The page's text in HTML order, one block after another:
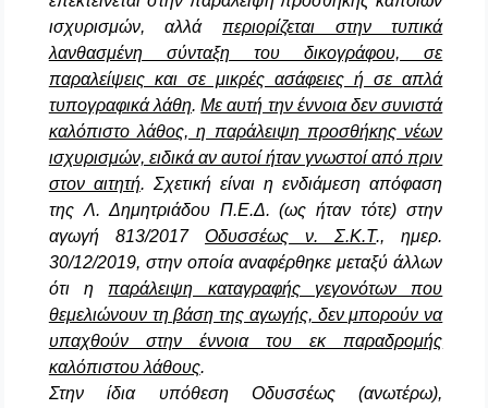
ισχυρισμών, αλλά περιορίζεται στην τυπικά
λανθασμένη σύνταξη του δικογράφου, σε
παραλείψεις και σε μικρές ασάφειες ή σε απλά
τυπογραφικά λάθη.Με αυτή την έννοια δεν συνιστά
καλόπιστο λάθος, η παράλειψη προσθήκης νέων
ισχυρισμών, ειδικά αν αυτοί ήταν γνωστοί από πριν
στον αιτητή. Σχετική είναι η ενδιάμεση απόφαση
της Λ. Δημητριάδου Π.Ε.Δ. (ως ήταν τότε) στην
αγωγή 813/2017
Οδυσσέως ν. Σ.Κ.Τ., ημερ.
30/12/2019, στην οποία αναφέρθηκε μεταξύ άλλων
ότι η παράλειψη καταγραφής γεγονότων που
θεμελιώνουν τη βάση της αγωγής, δεν μπορούν να
υπαχθούν στην έννοια του εκ παραδρομής
καλόπιστου λάθους.
Στην ίδια υπόθεση
Οδυσσέως
(ανωτέρω),